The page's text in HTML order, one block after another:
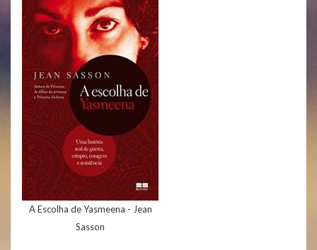
A Escolha de Yasmeena - Jean
Sasson